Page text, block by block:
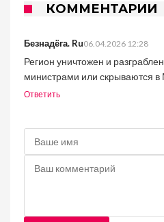
КОММЕНТАРИИ
Безнадёга. Ru06.04.2026 12:28
Регион уничтожен и
министрами или скрываются в
Ответить